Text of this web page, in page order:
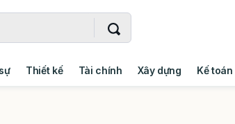
Thiết kế Tài chính Xây dựng Kế toán